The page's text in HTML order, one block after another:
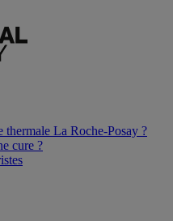
La Roche-Posay ?
cure ?